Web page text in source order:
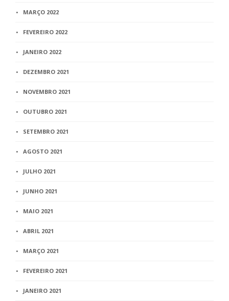
MARÇO 2022
FEVEREIRO 2022
JANEIRO 2022
DEZEMBRO 2021
NOVEMBRO 2021
OUTUBRO 2021
SETEMBRO 2021
AGOSTO 2021
JULHO 2021
JUNHO 2021
MAIO 2021
ABRIL 2021
MARÇO 2021
FEVEREIRO 2021
JANEIRO 2021